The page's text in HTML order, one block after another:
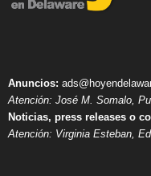
Anuncios:
Atención: José M. Somalo,
Noticias, press releases o
Atención: Virginia Esteban,